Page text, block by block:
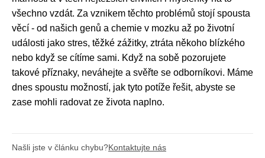
všechno vzdát. Za vznikem těchto problémů stojí spousta
věcí - od našich genů a chemie v mozku až po životní
události jako stres, těžké zážitky, ztráta někoho blízkého
nebo když se cítíme sami. Když na sobě pozorujete
takové příznaky, neváhejte a svěřte se odborníkovi. Máme
dnes spoustu možností, jak tyto potíže řešit, abyste se
zase mohli radovat ze života naplno.
Našli jste v článku chybu?Kontaktujte nás